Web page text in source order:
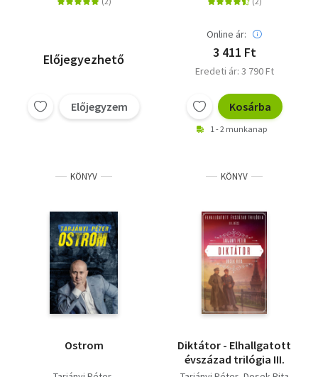
Előjegyezhető
Előjegyzem
Online ár:
3 411 Ft
Eredeti ár: 3 790 Ft
Kosárba
1 - 2 munkanap
KÖNYV
Ostrom
KÖNYV
Diktátor - Elhallgatott
évszázad trilógia III.